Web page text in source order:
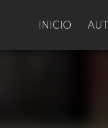
INICIO